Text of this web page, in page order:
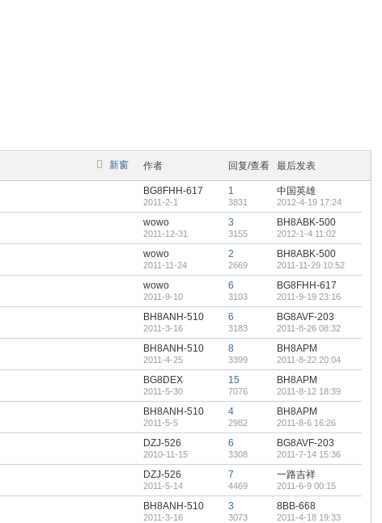
新窗 作者 回复/查看 最后发表
BG8FHH-617
2011-2-1
1
3831
中国英雄
2012-4-19 17:24
wowo
2011-12-31
3
3155
BH8ABK-500
2012-1-4 11:02
wowo
2011-11-24
2
2669
BH8ABK-500
2011-11-29 10:52
wowo
2011-9-10
6
3103
BG8FHH-617
2011-9-19 23:16
BH8ANH-510
2011-3-16
6
3183
BG8AVF-203
2011-8-26 08:32
BH8ANH-510
2011-4-25
8
3399
BH8APM
2011-8-22 20:04
BG8DEX
2011-5-30
15
7076
BH8APM
2011-8-12 18:39
BH8ANH-510
2011-5-5
4
2982
BH8APM
2011-8-6 16:26
DZJ-526
2010-11-15
6
3308
BG8AVF-203
2011-7-14 15:36
DZJ-526
2011-5-14
7
4469
一路吉祥
2011-6-9 00:15
BH8ANH-510
2011-3-16
3
3073
8BB-668
2011-4-18 19:33